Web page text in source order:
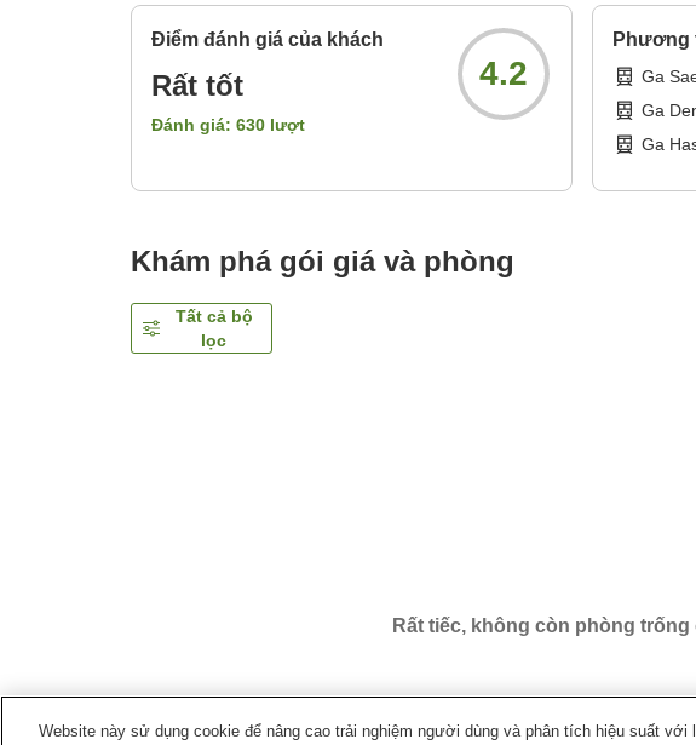
Điểm đánh giá của khách
Rất tốt
Đánh giá: 630 lượt
4.2
Phương
Ga
Ga
Ga
Khám phá gói giá và phòng
Tất cả bộ
lọc
Rất tiếc, không còn phòng
Website này sử dụng cookie để nâng cao trải nghiệm người dùng và phân tích hiệu suất